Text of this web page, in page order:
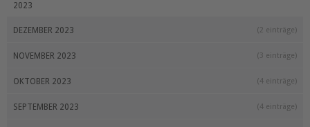
2023
DEZEMBER 2023 (2 einträge)
NOVEMBER 2023 (3 einträge)
OKTOBER 2023 (4 einträge)
SEPTEMBER 2023 (4 einträge)